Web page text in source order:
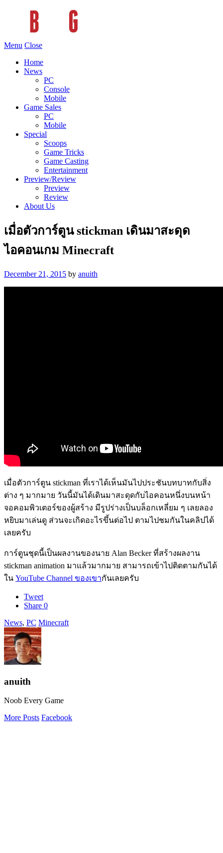
Menu Close
Home
News
PC
Console
Mobile
Game Sales
PC
Mobile
Special
Scoops
Game Tricks
Game Casting
Entertainment
Preview/Review
Preview
Review
About Us
เมื่อตัวการ์ตูน stickman เดินมาสะดุด
ไอคอนเกม Minecraft
December 21, 2015 by anuith
เมื่อตัวการ์ตูน stickman ที่เราได้เห็นมันไปประชันบทบาทกับสิ่ง
ต่าง ๆ มากมาย วันนี้มันได้เดินมาสะดุดกับไอคอนหนึ่งบนหน้า
จอคอมพิวเตอร์ของผู้สร้าง มีรูปร่างเป็นบล็อกเหลี่ยม ๆ เลยลอง
หยิบมาเล่นดู ส่วนจะเกิดอะไรขึ้นต่อไป ตามไปชมกันในคลิปได้
เลยครับ
การ์ตูนชุดนี้เป็นผลงานของนาย Alan Becker ที่สร้างผลงาน
stickman animation มาแล้วมากมาย สามารถเข้าไปติดตามกันได้
ใน YouTube Channel ของเขากันเลยครับ
Tweet
Share 0
News, PC Minecraft
anuith
Noob Every Game
More Posts Facebook